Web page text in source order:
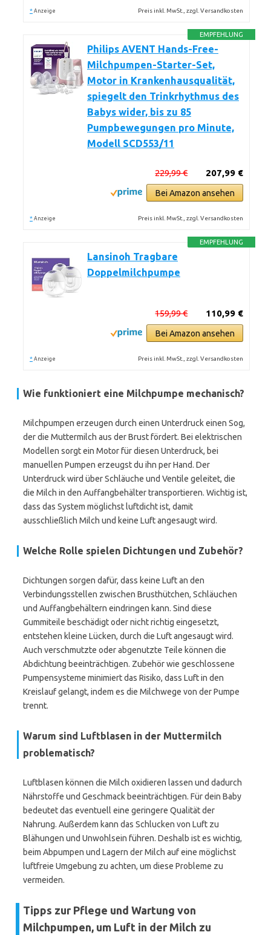
* Anzeige Preis inkl. MwSt., zzgl. Versandkosten
EMPFEHLUNG
Philips AVENT Hands-Free-
Milchpumpen-Starter-Set,
Motor in Krankenhausqualität,
spiegelt den Trinkrhythmus des
Babys wider, bis zu 85
Pumpbewegungen pro Minute,
Modell SCD553/11
207,99 €
229,99 €
Bei Amazon ansehen
* Anzeige Preis inkl. MwSt., zzgl. Versandkosten
EMPFEHLUNG
Lansinoh Tragbare
Doppelmilchpumpe
110,99 €
159,99 €
Bei Amazon ansehen
* Anzeige Preis inkl. MwSt., zzgl. Versandkosten
Wie funktioniert eine Milchpumpe mechanisch?
Milchpumpen erzeugen durch einen Unterdruck einen Sog,
der die Muttermilch aus der Brust fördert. Bei elektrischen
Modellen sorgt ein Motor für diesen Unterdruck, bei
manuellen Pumpen erzeugst du ihn per Hand. Der
Unterdruck wird über Schläuche und Ventile geleitet, die
die Milch in den Auffangbehälter transportieren. Wichtig ist,
dass das System möglichst luftdicht ist, damit
ausschließlich Milch und keine Luft angesaugt wird.
Welche Rolle spielen Dichtungen und Zubehör?
Dichtungen sorgen dafür, dass keine Luft an den
Verbindungsstellen zwischen Brusthütchen, Schläuchen
und Auffangbehältern eindringen kann. Sind diese
Gummiteile beschädigt oder nicht richtig eingesetzt,
entstehen kleine Lücken, durch die Luft angesaugt wird.
Auch verschmutzte oder abgenutzte Teile können die
Abdichtung beeinträchtigen. Zubehör wie geschlossene
Pumpensysteme minimiert das Risiko, dass Luft in den
Kreislauf gelangt, indem es die Milchwege von der Pumpe
trennt.
Warum sind Luftblasen in der Muttermilch
problematisch?
Luftblasen können die Milch oxidieren lassen und dadurch
Nährstoffe und Geschmack beeinträchtigen. Für dein Baby
bedeutet das eventuell eine geringere Qualität der
Nahrung. Außerdem kann das Schlucken von Luft zu
Blähungen und Unwohlsein führen. Deshalb ist es wichtig,
beim Abpumpen und Lagern der Milch auf eine möglichst
luftfreie Umgebung zu achten, um diese Probleme zu
vermeiden.
Tipps zur Pflege und Wartung von
Milchpumpen, um Luft in der Milch zu